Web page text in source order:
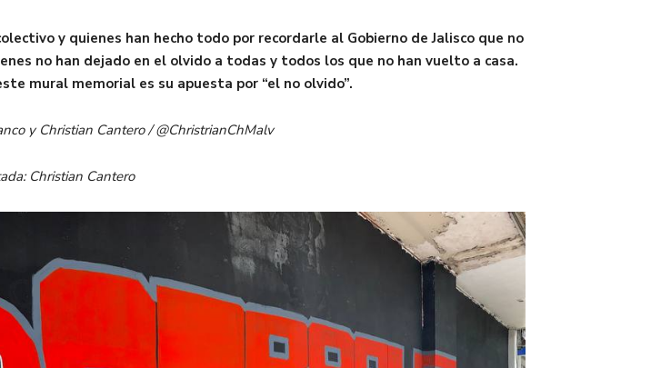
y quienes han hecho todo por recordarle al Gobierno de Jalisco que no
no han dejado en el olvido a todas y todos los que no han vuelto a casa.
mural memorial es su apuesta por “el no olvido”.
y Christian Cantero / @ChristrianChMalv
Christian Cantero